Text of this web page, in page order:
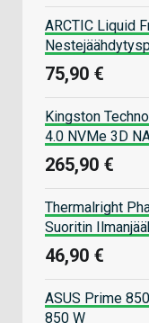
ARCTIC Liquid
75,90 €
Kingston
4.0 NVMe 3D
265,90 €
Thermalright
Suoritin
46,90 €
ASUS Prime
850 W